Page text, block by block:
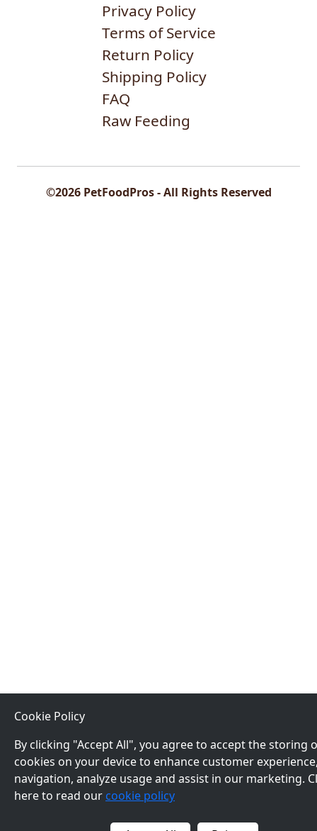
Cookie Policy
By clicking "Accept All", you agree to accept the storing
cookies on your device to enhance customer
navigation, analyze usage and assist in our marketing.
here to read our cookie policy
Privacy Policy
Terms of Service
Return Policy
Shipping Policy
FAQ
Raw Feeding
©2026 PetFoodPros - All Rights Reserved